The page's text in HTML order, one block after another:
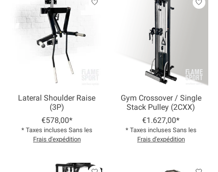
Lateral Shoulder Raise
(3P)
€578,00*
* Taxes incluses Sans les
Frais d'expédition
Gym Crossover / Single
Stack Pulley (2CXX)
€1.627,00*
* Taxes incluses Sans les
Frais d'expédition